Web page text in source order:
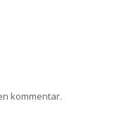
kommentar.